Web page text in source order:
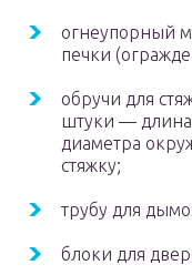
огнеупорный
печки
обручи для
штуки — длина
диаметра
стяжку;
трубу для
блоки для